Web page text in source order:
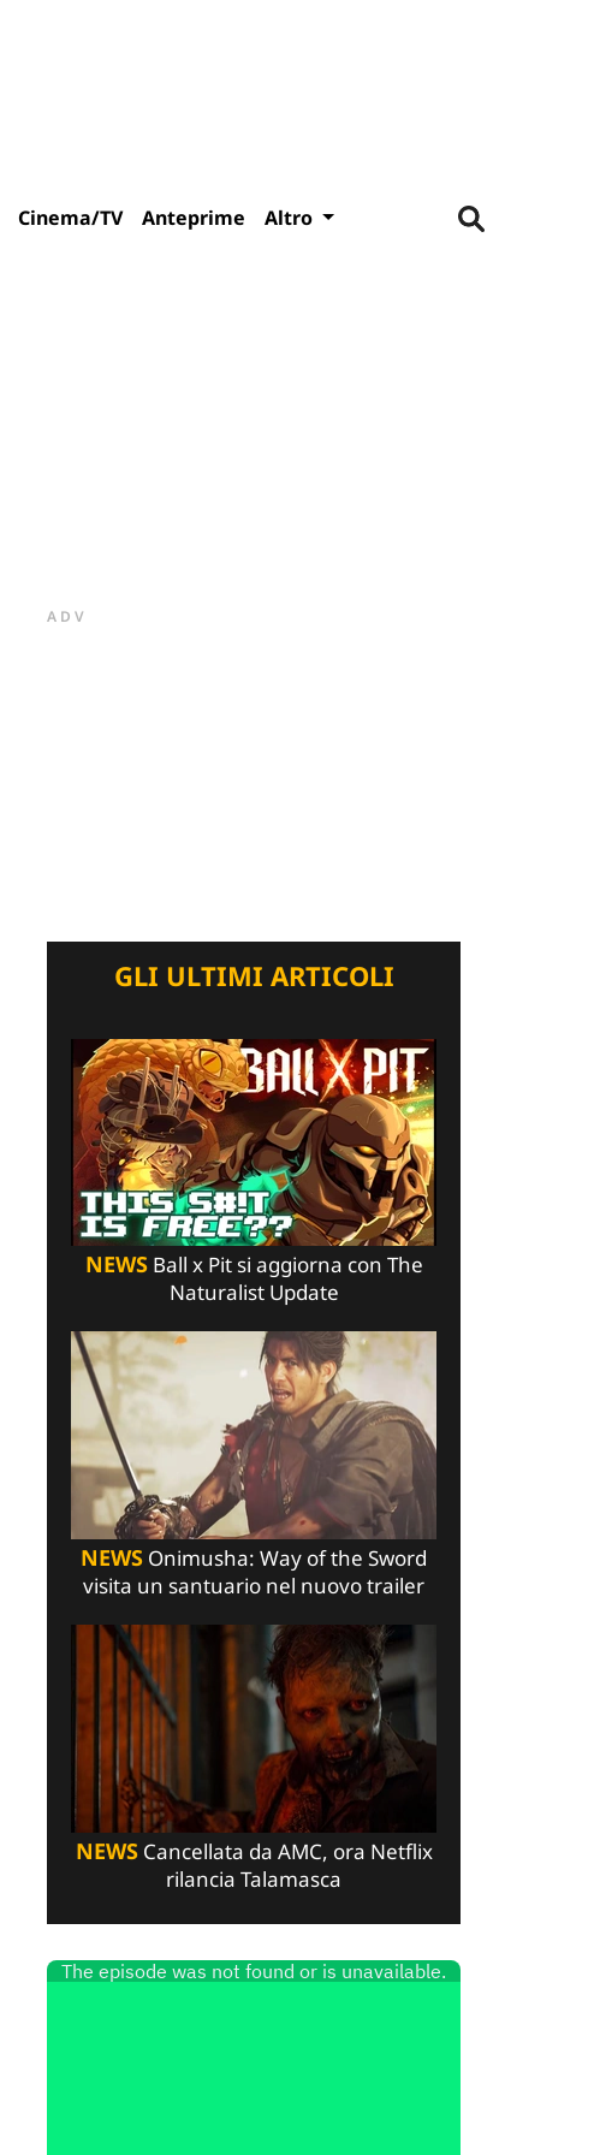
Cinema/TV Anteprime Altro
ADV
GLI ULTIMI ARTICOLI
NEWSBall x Pit si aggiorna con The
Naturalist Update
NEWS Onimusha: Way of the Sword
visita un santuario nel nuovo trailer
NEWSCancellata da AMC, ora Netflix
rilancia Talamasca